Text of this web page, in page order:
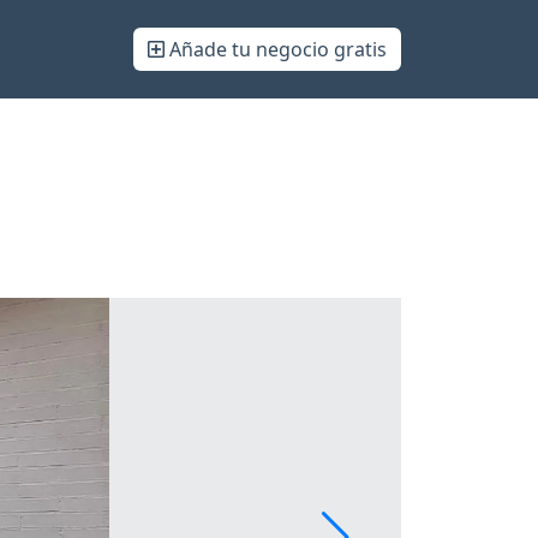
Añade tu negocio gratis